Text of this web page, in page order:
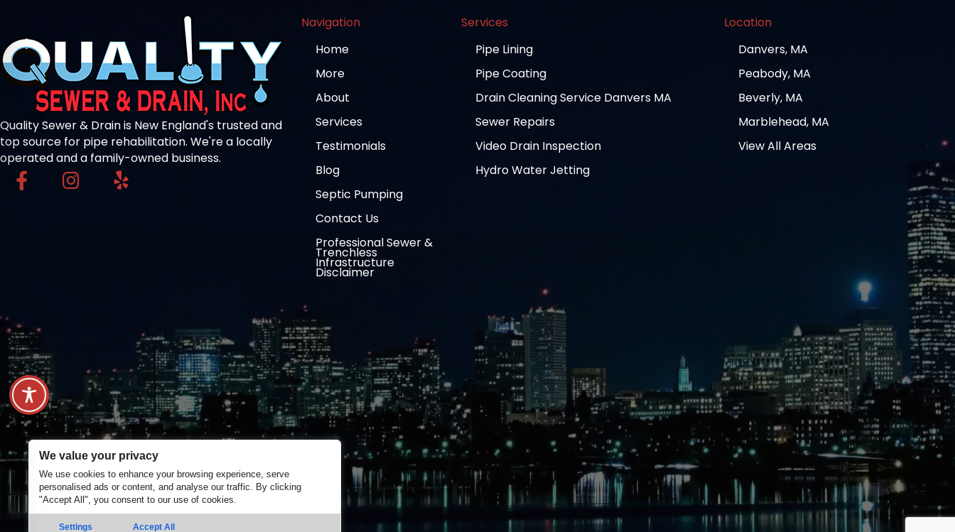
We value your privacy
We use cookies to enhance your browsing experience, serve
personalised ads or content, and analyse our traffic. By clicking
"Accept All", you consent to our use of cookies.
Settings Accept All
Quality Sewer & Drain is New England's trusted and
top source for pipe rehabilitation. We're a locally
operated and a family-owned business.
Navigation
Home
More
About
Services
Testimonials
Blog
Septic Pumping
Contact Us
Professional Sewer &
Trenchless
Infrastructure
Disclaimer
Services
Pipe Lining
Pipe Coating
Drain Cleaning Service Danvers MA
Sewer Repairs
Video Drain Inspection
Hydro Water Jetting
Location
Danvers, MA
Peabody, MA
Beverly, MA
Marblehead, MA
View All Areas